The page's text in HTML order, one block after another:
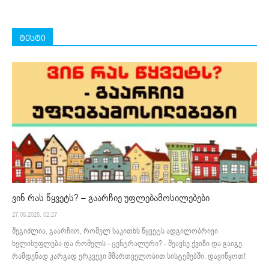
ტესტი
ვინ რას წყვეტს? – გაარჩიე უფლებამოსილებები
27.05.2025. 02:27
შეგიძლია, გაარჩიო, რომელ საკითხს წყვეტს ადგილობრივი
ხელისუფლება და რომელს - ცენტრალური? - შეავსე ქვიზი და გაიგე,
რამდენად კარგად ერკვევი მმართველობით სისტემებში. დავიწყოთ!